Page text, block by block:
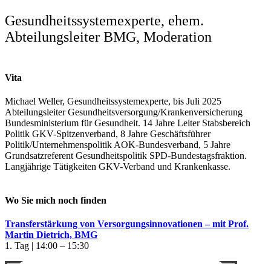
Gesundheitssystemexperte, ehem.
Abteilungsleiter BMG, Moderation
Vita
Michael Weller, Gesundheitssystemexperte, bis Juli 2025
Abteilungsleiter Gesundheitsversorgung/Krankenversicherung
Bundesministerium für Gesundheit. 14 Jahre Leiter Stabsbereich
Politik GKV-Spitzenverband, 8 Jahre Geschäftsführer
Politik/Unternehmenspolitik AOK-Bundesverband, 5 Jahre
Grundsatzreferent Gesundheitspolitik SPD-Bundestagsfraktion.
Langjährige Tätigkeiten GKV-Verband und Krankenkasse.
Wo Sie mich noch finden
Transferstärkung von Versorgungsinnovationen – mit Prof.
Martin Dietrich, BMG
1. Tag | 14:00 – 15:30